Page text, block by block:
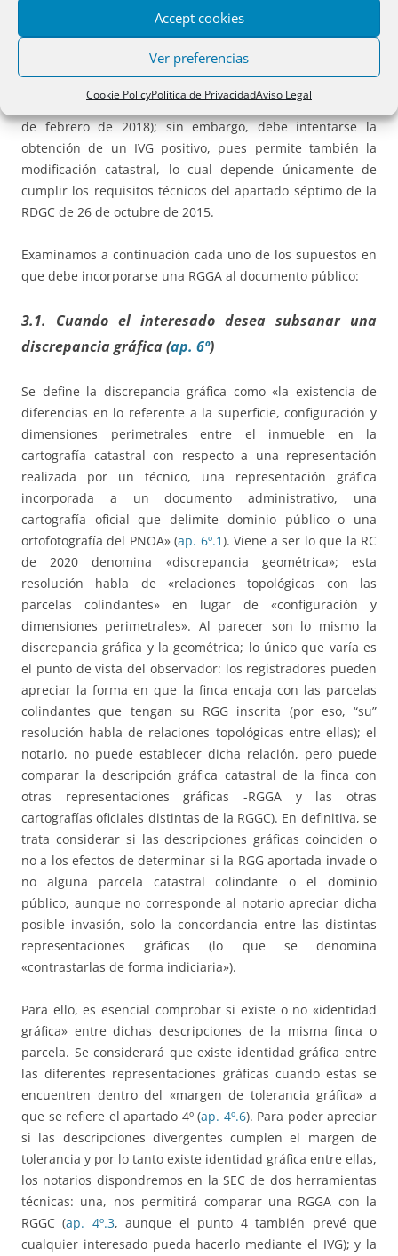
Accept cookies
Ver preferencias
Cookie PolicyPolítica de PrivacidadAviso Legal
comunicación establecido en la RDGC de 26 de octubre de
2015.
la inscripción en el Registro de la Propiedad (RDGRN de 6
de febrero de 2018); sin embargo, debe intentarse la
obtención de un IVG positivo, pues permite también la
modificación catastral, lo cual depende únicamente de
cumplir los requisitos técnicos del apartado séptimo de la
RDGC de 26 de octubre de 2015.
Examinamos a continuación cada uno de los supuestos en
que debe incorporarse una RGGA al documento público:
3.1. Cuando el interesado desea subsanar una
discrepancia gráfica (ap. 6º)
Se define la discrepancia gráfica como «la existencia de
diferencias en lo referente a la superficie, configuración y
dimensiones perimetrales entre el inmueble en la
cartografía catastral con respecto a una representación
realizada por un técnico, una representación gráfica
incorporada a un documento administrativo, una
cartografía oficial que delimite dominio público o una
ortofotografía del PNOA» (ap. 6º.1). Viene a ser lo que la RC
de 2020 denomina «discrepancia geométrica»; esta
resolución habla de «relaciones topológicas con las
parcelas colindantes» en lugar de «configuración y
dimensiones perimetrales». Al parecer son lo mismo la
discrepancia gráfica y la geométrica; lo único que varía es
el punto de vista del observador: los registradores pueden
apreciar la forma en que la finca encaja con las parcelas
colindantes que tengan su RGG inscrita (por eso, “su”
resolución habla de relaciones topológicas entre ellas); el
notario, no puede establecer dicha relación, pero puede
comparar la descripción gráfica catastral de la finca con
otras representaciones gráficas -RGGA y las otras
cartografías oficiales distintas de la RGGC). En definitiva, se
trata considerar si las descripciones gráficas coinciden o
no a los efectos de determinar si la RGG aportada invade o
no alguna parcela catastral colindante o el dominio
público, aunque no corresponde al notario apreciar dicha
posible invasión, solo la concordancia entre las distintas
representaciones gráficas (lo que se denomina
«contrastarlas de forma indiciaria»).
Para ello, es esencial comprobar si existe o no «identidad
gráfica» entre dichas descripciones de la misma finca o
parcela. Se considerará que existe identidad gráfica entre
las diferentes representaciones gráficas cuando estas se
encuentren dentro del «margen de tolerancia gráfica» a
que se refiere el apartado 4º (ap. 4º.6). Para poder apreciar
si las descripciones divergentes cumplen el margen de
tolerancia y por lo tanto existe identidad gráfica entre ellas,
los notarios dispondremos en la SEC de dos herramientas
técnicas: una, nos permitirá comparar una RGGA con la
RGGC (ap. 4º.3, aunque el punto 4 también prevé que
cualquier interesado pueda hacerlo mediante el IVG); y la